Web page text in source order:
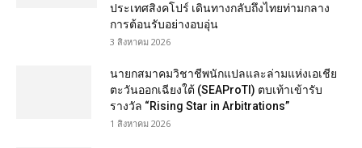
ประเทศสิงคโปร์ เดินทางกลับถึงไทยท่ามกลาง
การต้อนรับอย่างอบอุ่น
3 สิงหาคม 2026
นายกสมาคมวิชาชีพนักแปลและล่ามแห่งเอเชีย
ตะวันออกเฉียงใต้ (SEAProTI) ตบเท้าเข้ารับ
รางวัล “Rising Star in Arbitrations”
1 สิงหาคม 2026